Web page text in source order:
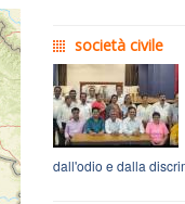
società civile
dall'odio e dalla